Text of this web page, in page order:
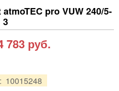
pro VUW 240/5-
3
10015248
783 руб.